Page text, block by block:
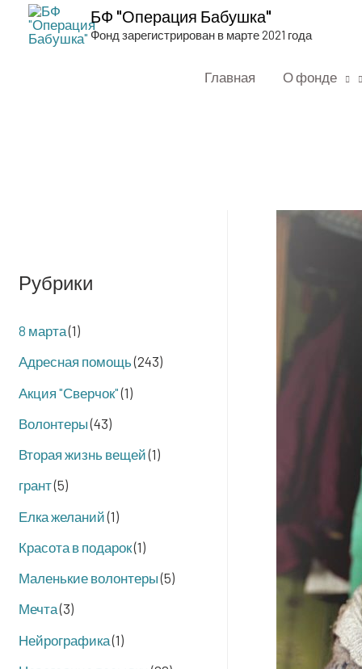
БФ "Операция Бабушка"
Фонд зарегистрирован в марте 2021 года
Главная О фонде
Рубрики
8 марта(1)
Адресная помощь(243)
Акция "Сверчок"(1)
Волонтеры(43)
Вторая жизнь вещей(1)
грант(5)
Елка желаний(1)
Красота в подарок(1)
Маленькие волонтеры(5)
Мечта(3)
Нейрографика(1)